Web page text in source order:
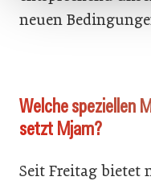
neuen
Welche speziellen
setzt Mjam?
Seit Freitag bietet